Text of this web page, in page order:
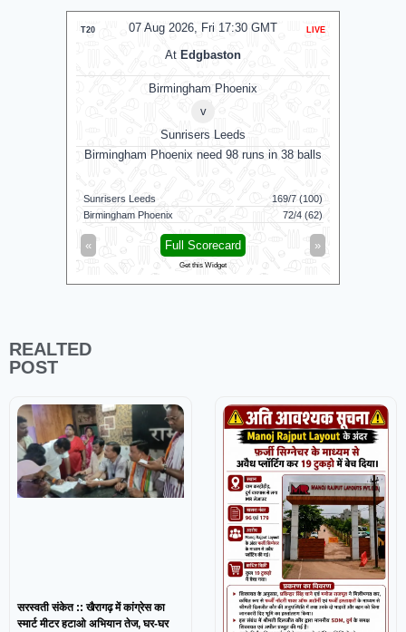
07 Aug 2026, Fri 17:30 GMT
T20 LIVE
At Edgbaston
Birmingham Phoenix
v
Sunrisers Leeds
Birmingham Phoenix need 98 runs in 38 balls
Sunrisers Leeds
169/7 (100)
Birmingham Phoenix
72/4 (62)
« »
Full Scorecard
Get this Widget
REALTED
POST
सरस्वती संकेत :: खैरागढ़ में कांग्रेस का
स्मार्ट मीटर हटाओ अभियान तेज, घर-घर